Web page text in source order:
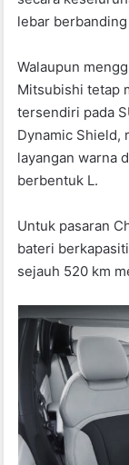
lebar
Walaupun
Mitsubishi tetap
tersendiri pada
Dynamic Shield,
layangan warna
berbentuk L.
Untuk pasaran
bateri
sejauh 520 km